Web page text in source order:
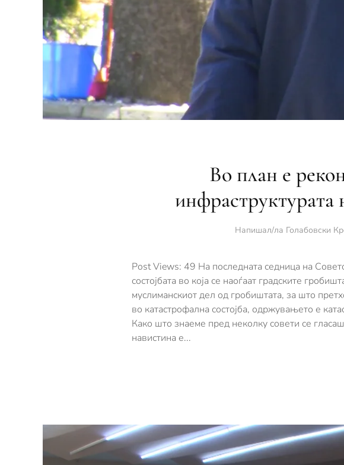
Во план е
Напишал/ла Голабовски
Post Views: 49 На последната седница на
состојбата во која се наоѓаат градските
муслиманскиот дел од гробиштата, за што
во катастрофална состојба, одржувањето е
Како што знаеме пред неколку совети се
навистина е...